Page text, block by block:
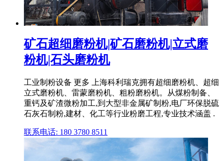
矿石超细磨粉机|矿石磨粉机|立式磨
粉机|石头磨粉机
工业制粉设备 更多 上海科利瑞克拥有超细磨粉机、超细
立式磨粉机、雷蒙磨粉机、粗粉磨粉机。从煤粉制备、
重钙及矿渣微粉加工,到大型非金属矿制粉,电厂环保脱硫
石灰石制粉,建材、化工等行业粉磨工程,专业技术涵盖 .
联系电话: 180 3780 8511